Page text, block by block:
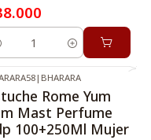
OFF
| BHARARA
Rome Yum
Mast Perfume
100+250Ml Mujer